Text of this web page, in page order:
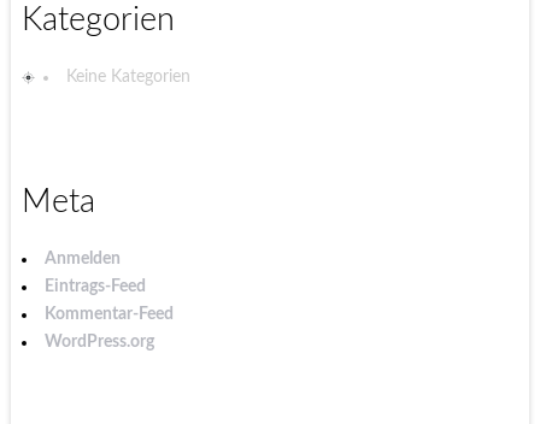
Kategorien
Keine Kategorien
Meta
Anmelden
Eintrags-Feed
Kommentar-Feed
WordPress.org